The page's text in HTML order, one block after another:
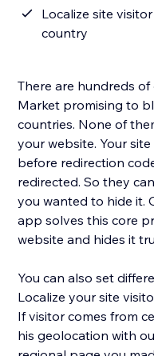
Localize site
country
There are hundreds
Market promising to
countries. None of
your website. Your
before redirection
redirected. So they
you wanted to hide it.
app solves this core
website and hides it
You can also set
Localize your site
If visitor comes from
his geolocation with